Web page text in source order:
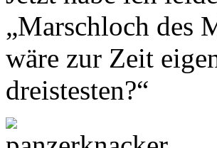
„Marschloch des
wäre zur Zeit
dreistesten?“